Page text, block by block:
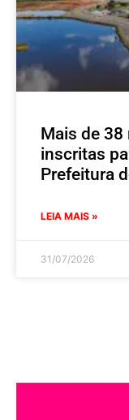
Mais de
inscritas
Prefeitura
LEIA MAIS »
31/07/2026